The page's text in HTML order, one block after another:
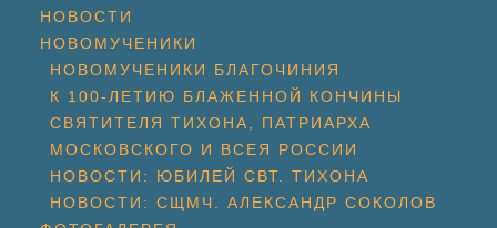
НОВОСТИ
НОВОМУЧЕНИКИ
НОВОМУЧЕНИКИ БЛАГОЧИНИЯ
К 100-ЛЕТИЮ БЛАЖЕННОЙ КОНЧИНЫ
СВЯТИТЕЛЯ ТИХОНА, ПАТРИАРХА
МОСКОВСКОГО И ВСЕЯ РОССИИ
НОВОСТИ: ЮБИЛЕЙ СВТ. ТИХОНА
НОВОСТИ: СЩМЧ. АЛЕКСАНДР СОКОЛОВ